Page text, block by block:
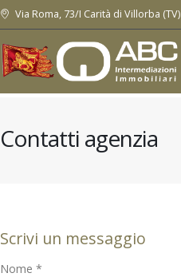
Via Roma, 73/I Carità di Villorba (TV)
Contatti agenzia
Scrivi un messaggio
Nome *